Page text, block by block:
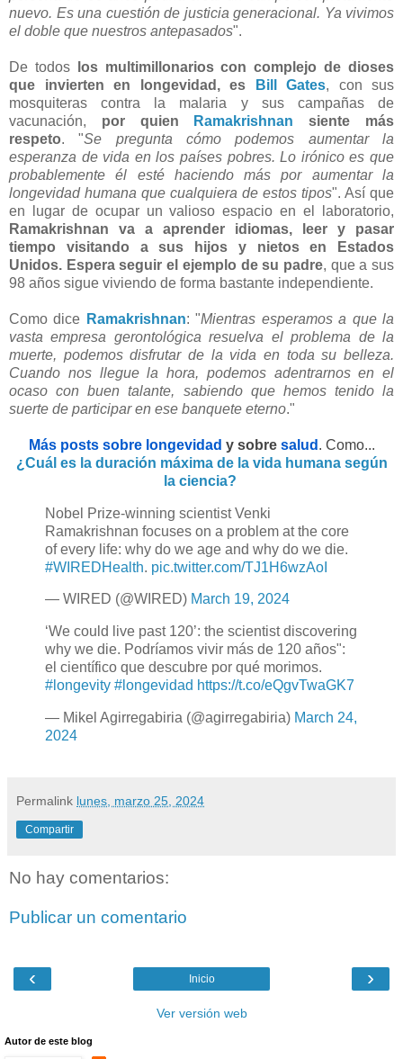
nuevo. Es una cuestión de justicia generacional. Ya vivimos
el doble que nuestros antepasados".
De todos
los multimillonarios con complejo de dioses
que invierten en longevidad, es
Bill Gates, con sus
mosquiteras contra la malaria y sus campañas de
vacunación, por quien Ramakrishnan siente más
respeto. "Se pregunta cómo podemos aumentar la
esperanza de vida en los países pobres. Lo irónico es que
probablemente él esté haciendo más por aumentar la
longevidad humana que cualquiera de estos tipos". Así que
en lugar de ocupar un valioso espacio en el laboratorio,
Ramakrishnan va a aprender idiomas, leer y pasar
tiempo visitando a sus hijos y nietos en Estados
Unidos. Espera seguir el ejemplo de su padre, que a sus
98 años sigue viviendo de forma bastante independiente.
Como dice Ramakrishnan: "Mientras esperamos a que la
vasta empresa gerontológica resuelva el problema de la
muerte, podemos disfrutar de la vida en toda su belleza.
Cuando nos llegue la hora, podemos adentrarnos en el
ocaso con buen talante, sabiendo que hemos tenido la
suerte de participar en ese banquete eterno."
Más posts sobre longevidad y sobre salud . Como...
¿Cuál es la duración máxima de la vida humana según
la ciencia?
Nobel Prize-winning scientist Venki
Ramakrishnan focuses on a problem at the core
of every life: why do we age and why do we die.
#WIREDHealth. pic.twitter.com/TJ1H6wzAoI
— WIRED (@WIRED) March 19, 2024
‘We could live past 120’: the scientist discovering
why we die. Podríamos vivir más de 120 años":
el científico que descubre por qué morimos.
#longevity #longevidad https://t.co/eQgvTwaGK7
— Mikel Agirregabiria (@agirregabiria) March 24,
2024
Permalink lunes, marzo 25, 2024
Compartir
No hay comentarios:
Publicar un comentario
‹ ›
Inicio
Ver versión web
Autor de este blog